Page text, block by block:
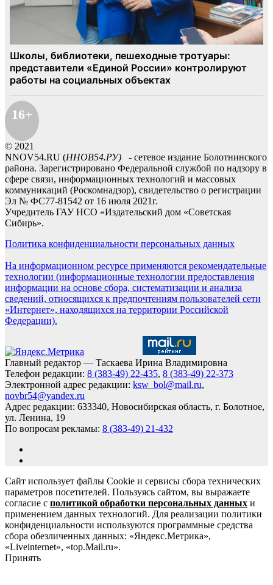
16+
© 2021
NNOV54.RU (ННОВ54.РУ) - сетевое издание Болотнинского
района. Зарегистрировано Федеральной службой по надзору в
сфере связи, информационных технологий и массовых
коммуникаций (Роскомнадзор), свидетельство о регистрации
Эл № ФС77-81542 от 16 июля 2021г.
Учредитель ГАУ НСО «Издательский дом «Советская
Сибирь».
Политика конфиденциальности персональных данных
На информационном ресурсе применяются рекомендательные
технологии (информационные технологии предоставления
информации на основе сбора, систематизации и анализа
сведений, относящихся к предпочтениям пользователей сети
«Интернет», находящихся на территории Российской
Федерации).
Главный редактор — Таскаева Ирина Владимировна
Телефон редакции: 8 (383-49) 22-435, 8 (383-49) 22-373
Электронной адрес редакции: ksw_bol@mail.ru,
novbr54@yandex.ru
Адрес редакции: 633340, Новосибирская область, г. Болотное,
ул. Ленина, 19
По вопросам рекламы: 8 (383-49) 21-432
Сайт использует файлы Cookie и сервисы сбора технических
параметров посетителей. Пользуясь сайтом, вы выражаете
согласие с политикой обработки персональных данных и
применением данных технологий. Для реализации политики
конфиденциальности используются программные средства
сбора обезличенных данных: «Яндекс.Метрика»,
«Liveinternet», «top.Mail.ru».
Принять